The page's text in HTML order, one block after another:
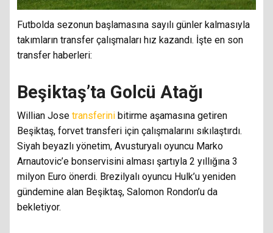
Futbolda sezonun başlamasına sayılı günler kalmasıyla
takımların transfer çalışmaları hız kazandı. İşte en son
transfer haberleri:
Beşiktaş’ta Golcü Atağı
Willian Jose transferini bitirme aşamasına getiren
Beşiktaş, forvet transferi için çalışmalarını sıkılaştırdı.
Siyah beyazlı yönetim, Avusturyalı oyuncu Marko
Arnautovic’e bonservisini alması şartıyla 2 yıllığına 3
milyon Euro önerdi. Brezilyalı oyuncu Hulk’u yeniden
gündemine alan Beşiktaş, Salomon Rondon’u da
bekletiyor.